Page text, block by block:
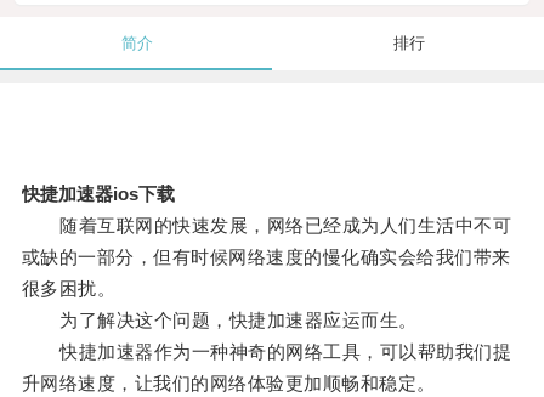
简介 排行
快捷加速器ios下载
随着互联网的快速发展，网络已经成为人们生活中不可
或缺的一部分，但有时候网络速度的慢化确实会给我们带来
很多困扰。
为了解决这个问题，快捷加速器应运而生。
快捷加速器作为一种神奇的网络工具，可以帮助我们提
升网络速度，让我们的网络体验更加顺畅和稳定。